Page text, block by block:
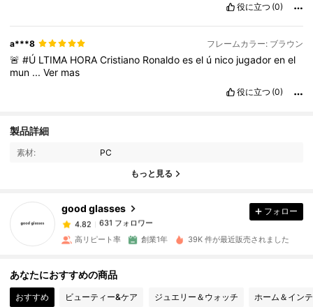
decualquier
duda.Sindudavolveríaacomprarylorecomiendoal100%.¡
é muy satisfecha
役に立つ (0)
a***8 フレームカラー: ブラウン
🚨#Ú LTIMA HORACristiano Ronaldoesel ú nico jugadorenel
mun ...Ver mas
役に立つ (0)
製品詳細
素材: PC
もっと見る
good glasses
631 フォロワー
4.82
631 フォロワー
s***3
は1日前 に購入しました
4.82 631 フォロワー
フォロー
高リピート率 創業1年 39K 件が最近販売されました
あなたにおすすめの商品
おすすめ ビューティー&ケア ジュエリー＆ウォッチ ホーム＆イン